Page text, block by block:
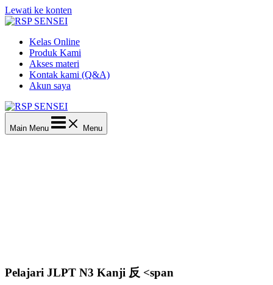
Lewati ke konten
Kelas Online
Produk Kami
Akses materi
Kontak kami (Q&A)
Akun saya
Main Menu Menu
Pelajari JLPT N3 Kanji 反 <span